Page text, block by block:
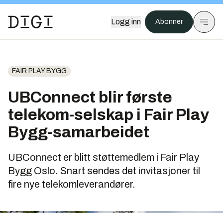
Logg inn Abonner
FAIR PLAY BYGG
UBConnect blir første
telekom-selskap i Fair Play
Bygg-samarbeidet
UBConnect er blitt støttemedlem i Fair Play
Bygg Oslo. Snart sendes det invitasjoner til
fire nye telekomleverandører.